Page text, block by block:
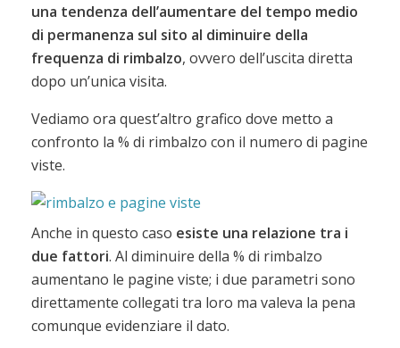
una tendenza dell’aumentare del tempo medio
di permanenza sul sito al diminuire della
frequenza di rimbalzo, ovvero dell’uscita diretta
dopo un’unica visita.
Vediamo ora quest’altro grafico dove metto a
confronto la % di rimbalzo con il numero di pagine
viste.
Anche in questo caso esiste una relazione tra i
due fattori. Al diminuire della % di rimbalzo
aumentano le pagine viste; i due parametri sono
direttamente collegati tra loro ma valeva la pena
comunque evidenziare il dato.